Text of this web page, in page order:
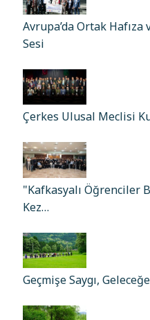
Avrupa’da Ortak Hafıza
Sesi
Çerkes Ulusal Meclisi
"Kafkasyalı Öğrenciler
Kez…
Geçmişe Saygı,